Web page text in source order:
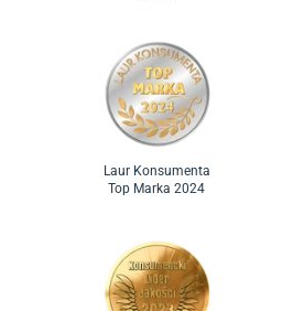
Laur Konsumenta
Top Marka 2024